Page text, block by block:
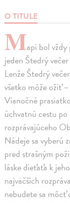
O TITULE
Mapi bol
jeden Štedrý
Lenže Štedrý
všetko môže ožiť
Vianočné
úchvatnú cestu
rozprávajúceho
Nádeje sa vyberú
pred strašným
láske dieťaťa k
najväčších
nebudete sa môcť